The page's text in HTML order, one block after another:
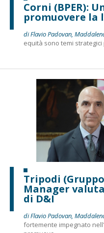
Corni (BPER):
promuovere la
di Flavio Padovan,
equità sono temi strategici
Tripodi (Gruppo
Manager
di D&I
di Flavio Padovan,
fortemente impegnato